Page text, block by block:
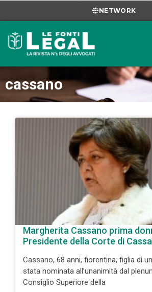
NETWORK
cassano
Margherita Cassano prima
Presidente della Corte di
Cassano, 68 anni, fiorentina, figlia di
stata nominata all’unanimità dal
Consiglio Superiore della